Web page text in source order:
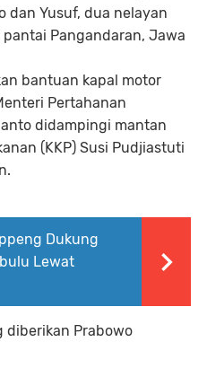
dan Yusuf, dua nelayan
Pangandaran, Jawa
bantuan kapal motor
Pertahanan
didampingi mantan
(KKP) Susi Pudjiastuti
Dukung
Lewat
diberikan Prabowo